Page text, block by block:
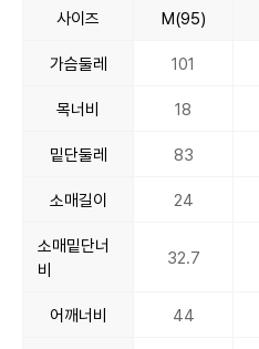
사이즈 M(95)
가슴둘레 101
목너비 18
밑단둘레 83
소매길이 24
소매밑단너
비
32.7
어깨너비 44